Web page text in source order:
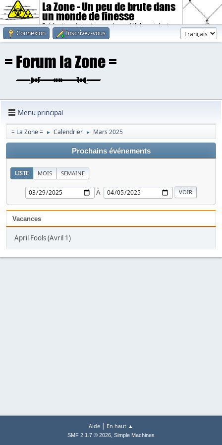
La Zone - Un peu de brute dans
un monde de finesse
Publication de textes sombres, débiles, violents.
Connexion
Inscrivez-vous
Menu principal
= La Zone = ► Calendrier ► Mars 2025
Prochains événements
LISTE MOIS SEMAINE
À
Vacances
April Fools (Avril 1)
Aide | En haut ▲
SMF 2.1.7 © 2026, Simple Machines